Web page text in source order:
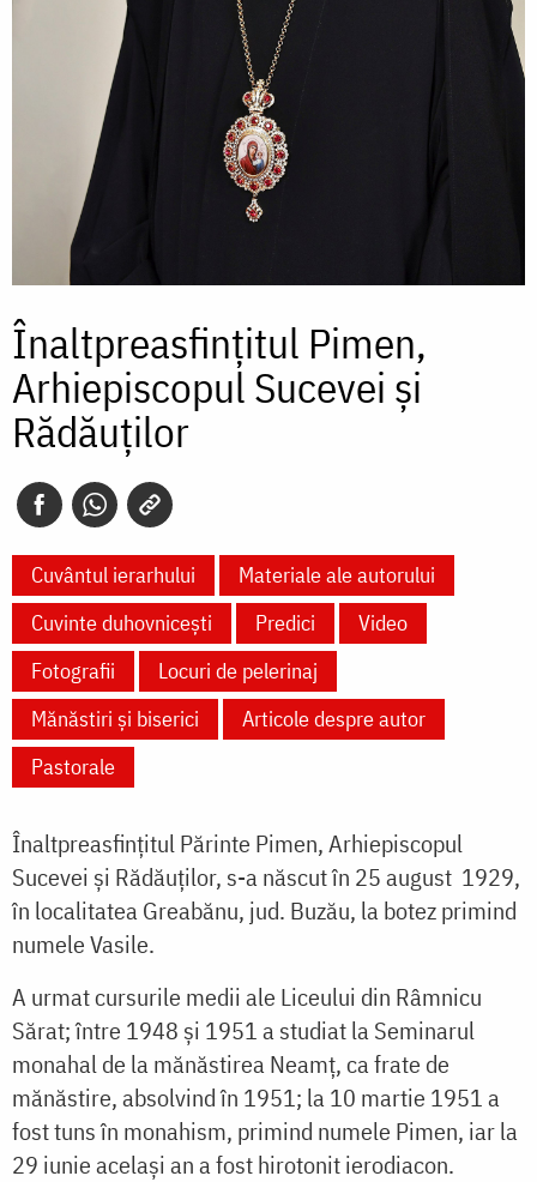
Înaltpreasfințitul Pimen,
Arhiepiscopul Sucevei și
Rădăuților
Cuvântul ierarhului
Materiale ale autorului
Cuvinte duhovnicești
Predici
Video
Fotografii
Locuri de pelerinaj
Mănăstiri și biserici
Articole despre autor
Pastorale
Înaltpreasfințitul Părinte Pimen, Arhiepiscopul
Sucevei şi Rădăuţilor, s-a născut în 25 august 1929,
în localitatea Greabănu, jud. Buzău, la botez primind
numele Vasile.
A urmat cursurile medii ale Liceului din Râmnicu
Sărat; între 1948 şi 1951 a studiat la Semi­narul
monahal de la mănăstirea Neamţ, ca frate de
mănăstire, absolvind în 1951; la 10 martie 1951 a
fost tuns în monahism, pri­mind numele Pimen, iar la
29 iunie acelaşi an a fost hirotonit ierodiacon.